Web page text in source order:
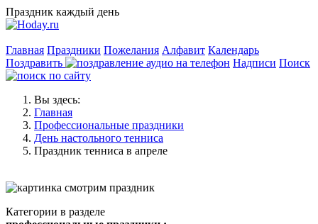
Праздник каждый день
Главная Праздники Пожелания Алфавит Календарь
Поздравить
Надписи Поиск
Вы здесь:
Главная
Профессиональные праздники
День настольного тенниса
Праздник тенниса в апреле
Категории в разделе